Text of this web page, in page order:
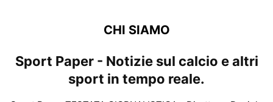
CHI SIAMO
Sport Paper - Notizie sul calcio e altri
sport in tempo reale.